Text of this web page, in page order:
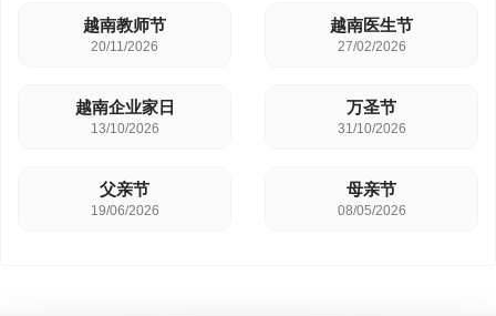
越南教师节
20/11/2026
越南医生节
27/02/2026
越南企业家日
13/10/2026
万圣节
31/10/2026
父亲节
19/06/2026
母亲节
08/05/2026